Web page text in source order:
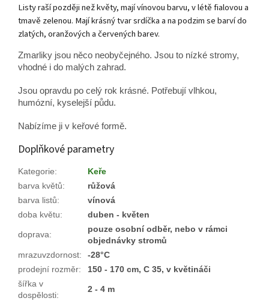
Listy raší později než květy, mají vínovou barvu, v létě fialovou a
tmavě zelenou. Mají krásný tvar srdíčka a na podzim se barví do
zlatých, oranžových a červených barev.
Zmarliky jsou něco neobyčejného. Jsou to nízké stromy,
vhodné i do malých zahrad.
Jsou opravdu po celý rok krásné. Potřebují vlhkou,
humózní, kyselejší půdu.
Nabízíme ji v keřové formě.
Doplňkové parametry
Kategorie:
Keře
barva květů:
růžová
barva listů:
vínová
doba květu: duben - květen
doprava:
pouze osobní odběr, nebo v rámci
objednávky stromů
mrazuvzdornost:
-28°C
prodejní rozměr:
150 - 170 cm, C 35, v květináči
šířka v
dospělosti:
2 - 4 m